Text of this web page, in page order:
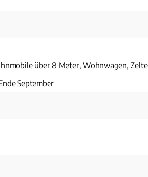
über 8 Meter, Wohnwagen, Zelte
September